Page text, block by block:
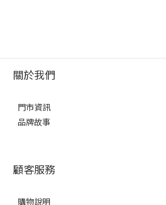
關於我們
門市資訊
品牌故事
顧客服務
購物說明